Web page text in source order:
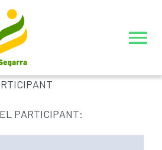
DE CATALUNYA (JEEC)
PARTICIPANT: